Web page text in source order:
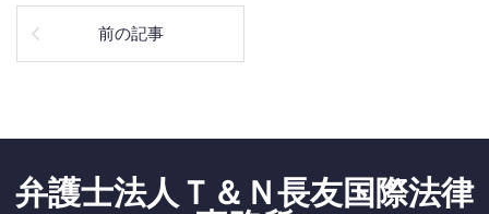
前の記事
弁護士法人Ｔ＆Ｎ長友国際法律